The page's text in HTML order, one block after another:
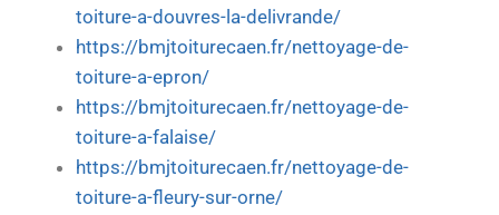
toiture-a-douvres-la-delivrande/
https://bmjtoiturecaen.fr/nettoyage-de-
toiture-a-epron/
https://bmjtoiturecaen.fr/nettoyage-de-
toiture-a-falaise/
https://bmjtoiturecaen.fr/nettoyage-de-
toiture-a-fleury-sur-orne/